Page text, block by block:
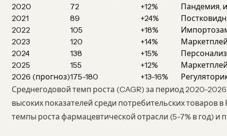
2020
72 +12%
Пандемия,
2021
89 +24%
2022
105 +18%
2023
120 +14%
2024
138 +15%
2025
155 +12%
2026 (прогноз)175-180 +13-16%
Среднегодовой темп роста (CAGR) за период 2020-
высоких показателей среди потребительских товаров
темпы роста фармацевтической отрасли (5-7% в год) и